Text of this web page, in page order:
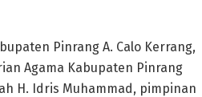
Pinrang A. Calo Kerrang,
Agama Kabupaten Pinrang
H. Idris Muhammad, pimpinan